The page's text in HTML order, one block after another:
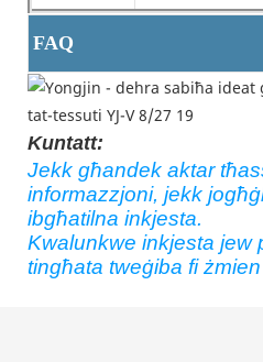
FAQ
Kuntatt:
Jekk għandek aktar
informazzjoni, jekk
ibgħatilna inkjesta.
Kwalunkwe inkjesta jew
tingħata tweġiba fi